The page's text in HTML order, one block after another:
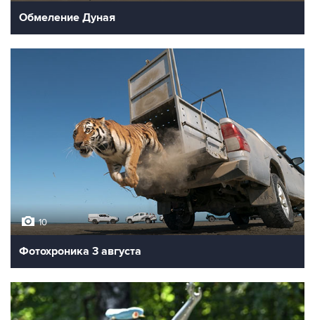
Обмеление Дуная
10
Фотохроника 3 августа